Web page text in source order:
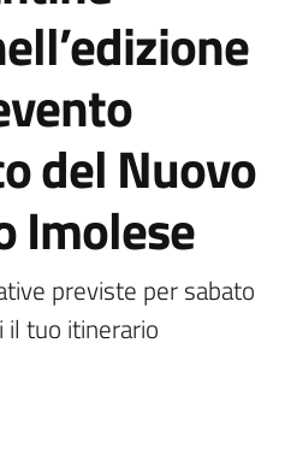
del Nuovo
Imolese
previste per sabato
tuo itinerario